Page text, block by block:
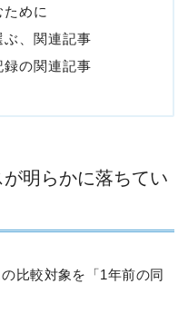
めに
、関連記事
の関連記事
明らかに落ちてい
比較対象を「1年前の同